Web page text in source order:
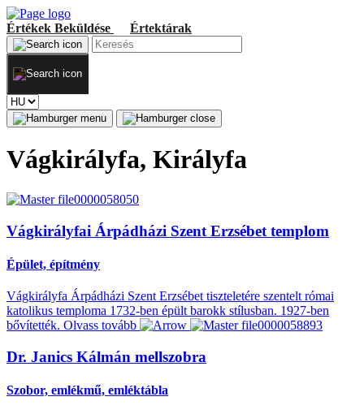
Értékek Beküldése Értektárak
Vágkirályfa, Királyfa
Vágkirályfai Árpádházi Szent Erzsébet templom
Épület, építmény
Vágkirályfa Árpádházi Szent Erzsébet tiszteletére szentelt római
katolikus temploma 1732-ben épült barokk stílusban. 1927-ben
bővítették. Olvass tovább
Dr. Janics Kálmán mellszobra
Szobor, emlékmű, emléktábla